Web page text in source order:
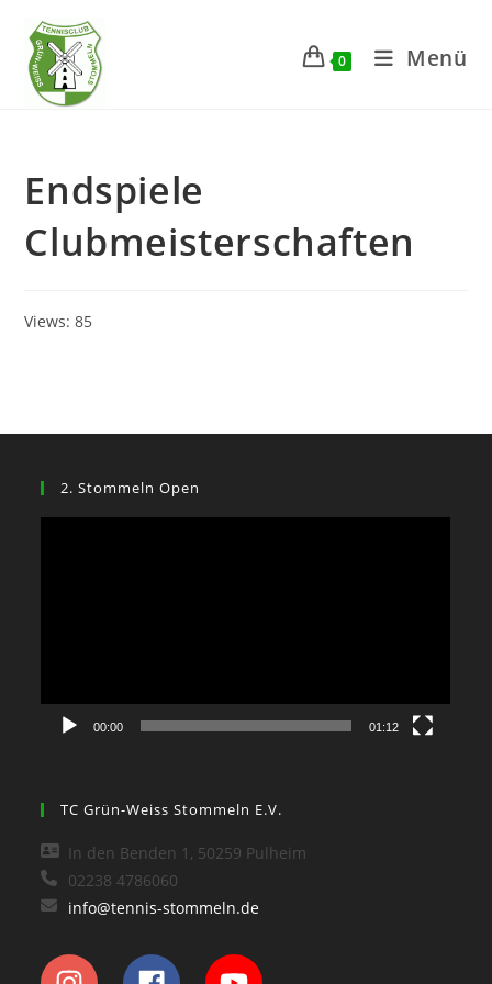
Inhalt
springen
0 Menü
Endspiele
Clubmeisterschaften
Views: 85
2. Stommeln Open
00:00 01:12
TC Grün-Weiss Stommeln E.V.
In den Benden 1, 50259 Pulheim
02238 4786060
info@tennis-stommeln.de